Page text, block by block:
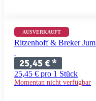
AUSVERKAUFT
Ritzenhoff & Breker
25,45 €*
25,45 € pro 1 Stück
Momentan nicht verfügbar